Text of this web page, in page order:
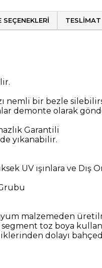
SEÇENEKLERI TESLIMAT
nemli bir bezle
demonte olarak
Garantili
yıkanabilir.
UV ışınlara ve Dış
malzemeden
toz boya
dolayı